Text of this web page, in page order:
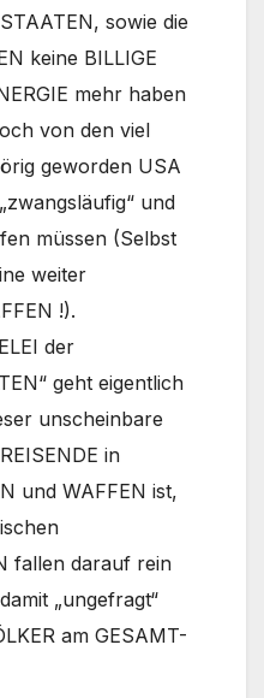
sowie die
keine BILLIGE
mehr haben
von den viel
geworden USA
und
müssen (Selbst
weiter
!).
der
geht eigentlich
unscheinbare
in
und WAFFEN ist,
fallen darauf rein
„ungefragt“
am GESAMT-